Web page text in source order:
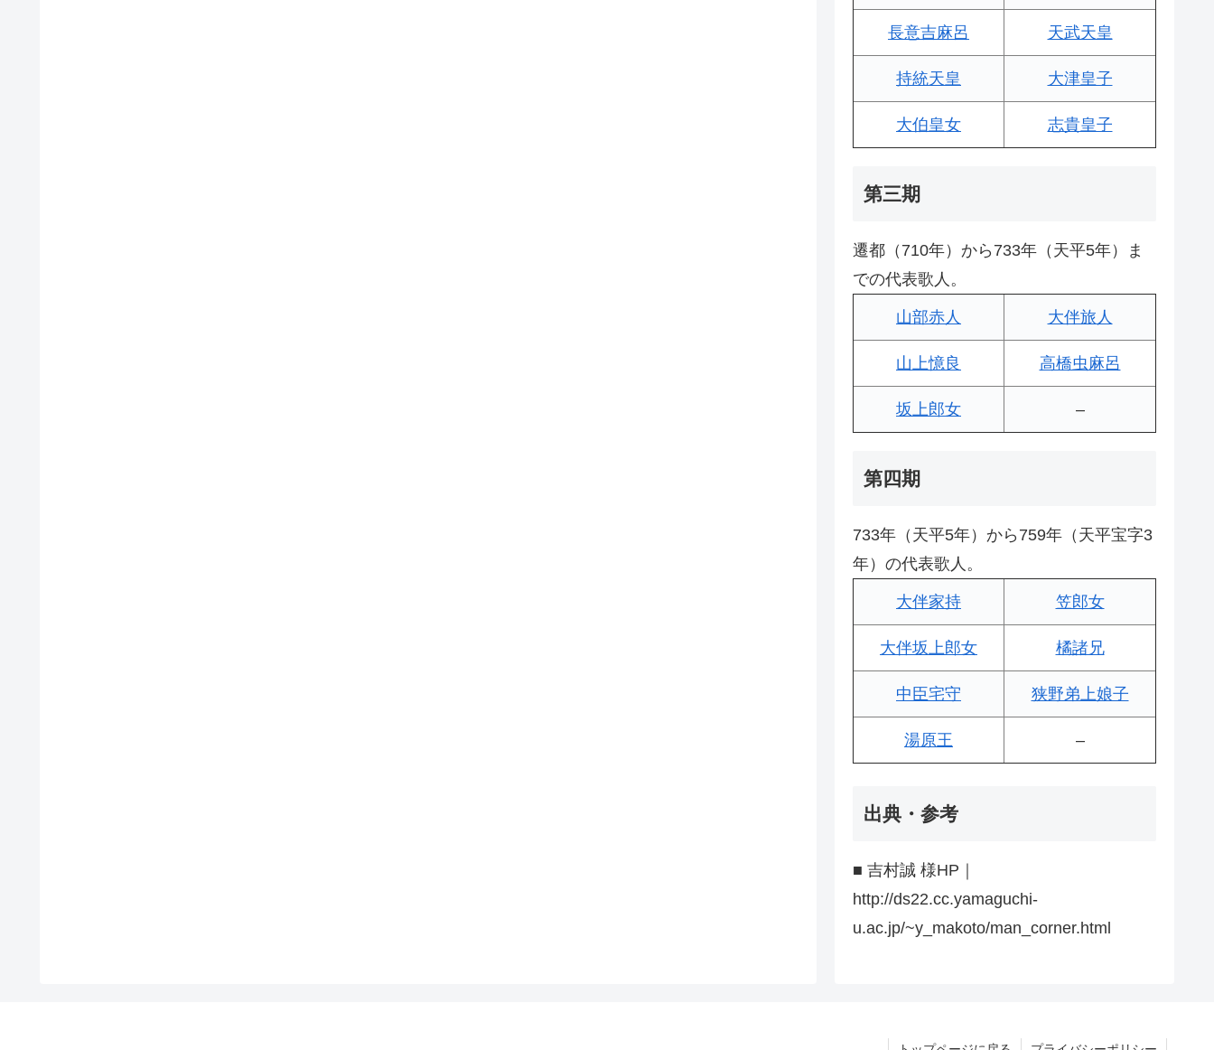
長意吉麻呂 天武天皇
持統天皇 大津皇子
大伯皇女 志貴皇子
第三期
遷都（710年）から733年（天平5年）ま
での代表歌人。
山部赤人 大伴旅人
山上憶良 高橋虫麻呂
坂上郎女 –
第四期
733年（天平5年）から759年（天平宝字3
年）の代表歌人。
大伴家持 笠郎女
大伴坂上郎女 橘諸兄
中臣宅守 狭野弟上娘子
湯原王 –
出典・参考
■ 吉村誠 様HP｜
http://ds22.cc.yamaguchi-
u.ac.jp/~y_makoto/man_corner.html